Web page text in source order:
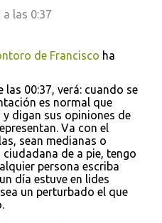
las 0:37
de Francisco ha
las 00:37, verá: cuando se
es normal que
y digan sus opiniones de
Va con el
sean medianas o
ciudadana de a pie, tengo
persona escriba
día estuve en lides
un perturbado el que